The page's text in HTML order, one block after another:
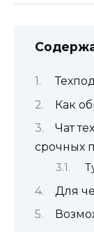
Как
Чат
срочных
Для